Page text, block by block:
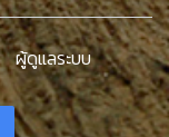
ผู้ดูแลระบบ